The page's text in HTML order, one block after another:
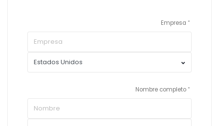
Empresa
Nombre completo